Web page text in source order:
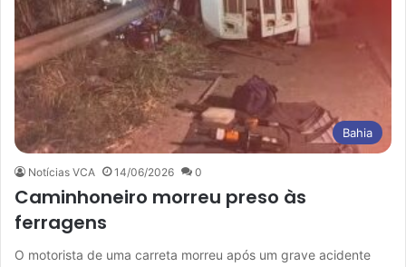
Bahia
Notícias VCA 14/06/2026 0
Caminhoneiro morreu preso às
ferragens
O motorista de uma carreta morreu após um grave acidente